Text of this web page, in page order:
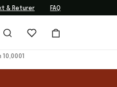
& Returer FAQ